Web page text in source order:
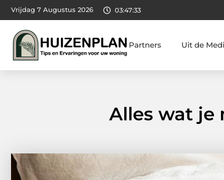
Vrijdag 7 Augustus 2026 03:47:34
Partners Uit de
Alles wat je